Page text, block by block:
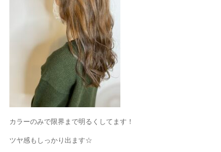
カラーのみで限界まで明るくしてます！
ツヤ感もしっかり出ます☆